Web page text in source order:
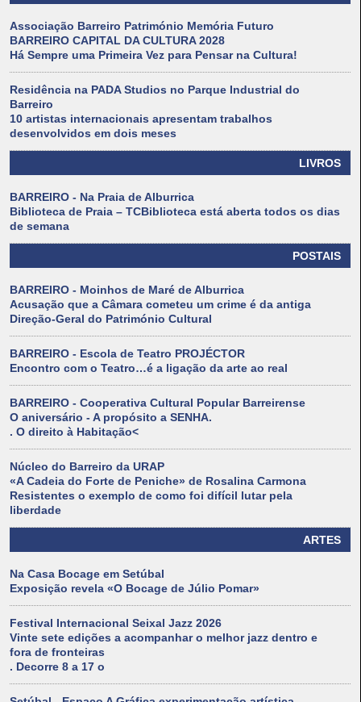
Associação Barreiro Património Memória Futuro
BARREIRO CAPITAL DA CULTURA 2028
Há Sempre uma Primeira Vez para Pensar na Cultura!
Residência na PADA Studios no Parque Industrial do
Barreiro
10 artistas internacionais apresentam trabalhos
desenvolvidos em dois meses
LIVROS
BARREIRO - Na Praia de Alburrica
Biblioteca de Praia – TCBiblioteca está aberta todos os dias
de semana
POSTAIS
BARREIRO - Moinhos de Maré de Alburrica
Acusação que a Câmara cometeu um crime é da antiga
Direção-Geral do Património Cultural
BARREIRO - Escola de Teatro PROJÉCTOR
Encontro com o Teatro…é a ligação da arte ao real
BARREIRO - Cooperativa Cultural Popular Barreirense
O aniversário - A propósito a SENHA.
. O direito à Habitação<
Núcleo do Barreiro da URAP
«A Cadeia do Forte de Peniche» de Rosalina Carmona
Resistentes o exemplo de como foi difícil lutar pela
liberdade
ARTES
Na Casa Bocage em Setúbal
Exposição revela «O Bocage de Júlio Pomar»
Festival Internacional Seixal Jazz 2026
Vinte sete edições a acompanhar o melhor jazz dentro e
fora de fronteiras
. Decorre 8 a 17 o